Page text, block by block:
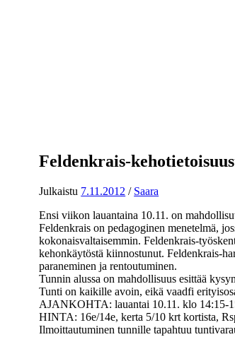
Feldenkrais-
Julkaistu 7.11.2012 / Saara
Ensi viikon lauantaina 10.11. on
Feldenkrais on pedagoginen menetelmä,
kokonaisvaltaisemmin. Feldenkrais-
kehonkäytöstä kiinnostunut. Feldenkrais-
paraneminen ja rentoutuminen.
Tunnin alussa on mahdollisuus esittää
Tunti on kaikille avoin, eikä vaadfi
AJANKOHTA: lauantai 10.11. klo 14:15-
HINTA: 16e/14e, kerta 5/10 krt kortista,
Ilmoittautuminen tunnille tapahtuu